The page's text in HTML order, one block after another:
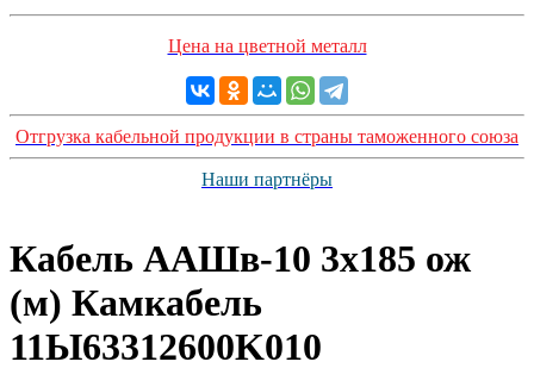
Цена на цветной металл
Отгрузка кабельной продукции в страны таможенного союза
Наши партнёры
Кабель ААШв-10 3х185 ож
(м) Камкабель
11Ы63312600K010